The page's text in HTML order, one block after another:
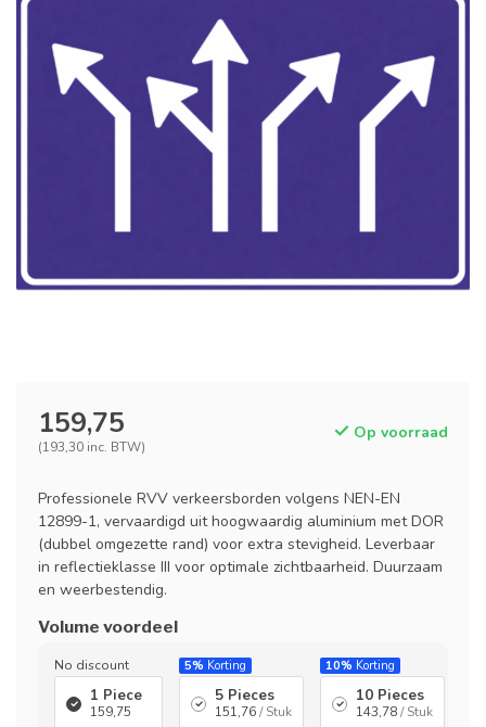
159,75
(193,30 inc. BTW)
Op voorraad
Professionele RVV verkeersborden volgens NEN-EN
12899-1, vervaardigd uit hoogwaardig aluminium met DOR
(dubbel omgezette rand) voor extra stevigheid. Leverbaar
in reflectieklasse III voor optimale zichtbaarheid. Duurzaam
en weerbestendig.
Volume voordeel
No discount
1 Piece
159,75
5% Korting
5 Pieces
151,76/ Stuk
10% Korting
10 Pieces
143,78/ Stuk